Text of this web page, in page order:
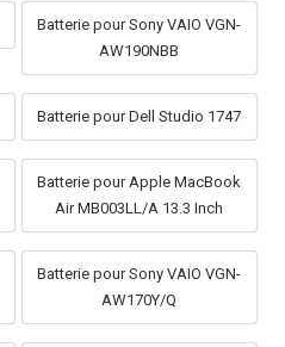
Batterie pour Sony VAIO VGN-
AW190NBB
Batterie pour Dell Studio 1747
Batterie pour Apple MacBook
Air MB003LL/A 13.3 Inch
Batterie pour Sony VAIO VGN-
AW170Y/Q